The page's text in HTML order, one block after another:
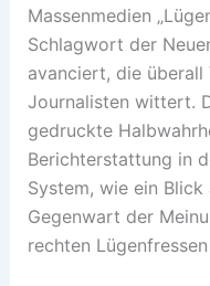
Massenmedien
Schlagwort der
avanciert, die überall
Journalisten wittert.
gedruckte
Berichterstattung in
System, wie ein
Gegenwart der
rechten Lügenfressen